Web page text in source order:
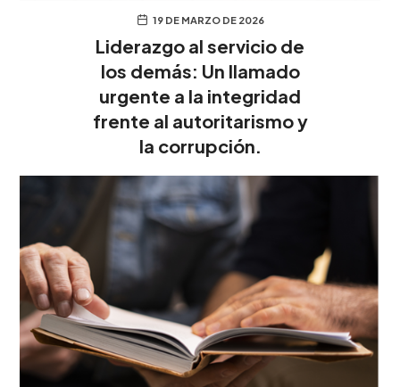
19 DE MARZO DE 2026
Liderazgo al servicio de
los demás: Un llamado
urgente a la integridad
frente al autoritarismo y
la corrupción.